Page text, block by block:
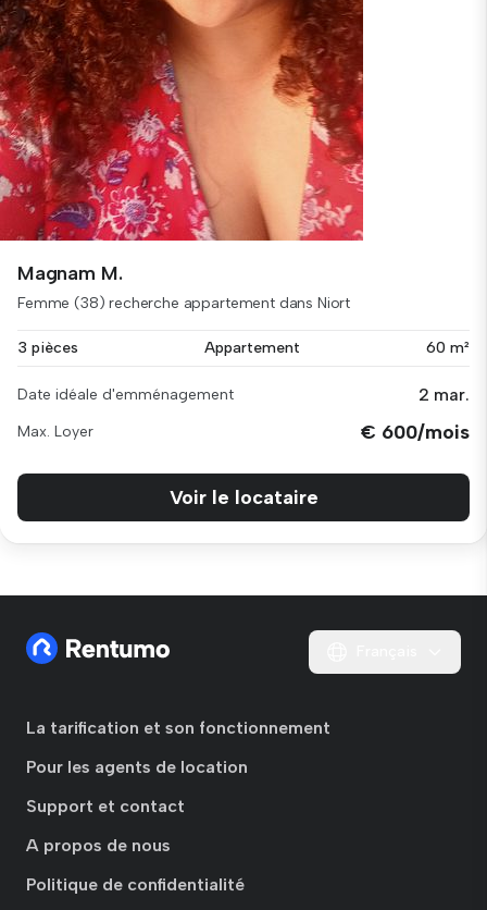
Magnam M.
Femme (38) recherche appartement dans Niort
3 pièces Appartement 60 m²
Date idéale d'emménagement 2 mar.
Max. Loyer € 600/mois
Voir le locataire
La tarification et son fonctionnement
Pour les agents de location
Support et contact
A propos de nous
Politique de confidentialité